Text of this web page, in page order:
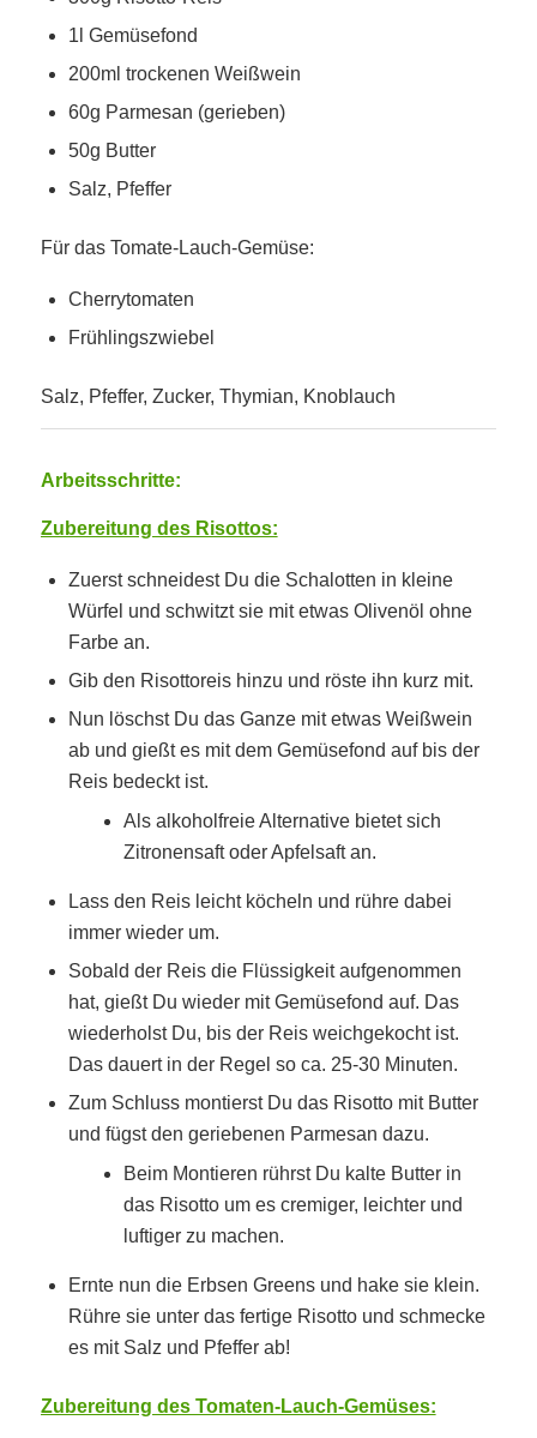
1l Gemüsefond
200ml trockenen Weißwein
60g Parmesan (gerieben)
50g Butter
Salz, Pfeffer
Für das Tomate-Lauch-Gemüse:
Cherrytomaten
Frühlingszwiebel
Salz, Pfeffer, Zucker, Thymian, Knoblauch
Arbeitsschritte:
Zubereitung des Risottos:
Zuerst schneidest Du die Schalotten in kleine
Würfel und schwitzt sie mit etwas Olivenöl ohne
Farbe an.
Gib den Risottoreis hinzu und röste ihn kurz mit.
Nun löschst Du das Ganze mit etwas Weißwein
ab und gießt es mit dem Gemüsefond auf bis der
Reis bedeckt ist.
Als alkoholfreie Alternative bietet sich
Zitronensaft oder Apfelsaft an.
Lass den Reis leicht köcheln und rühre dabei
immer wieder um.
Sobald der Reis die Flüssigkeit aufgenommen
hat, gießt Du wieder mit Gemüsefond auf. Das
wiederholst Du, bis der Reis weichgekocht ist.
Das dauert in der Regel so ca. 25-30 Minuten.
Zum Schluss montierst Du das Risotto mit Butter
und fügst den geriebenen Parmesan dazu.
Beim Montieren rührst Du kalte Butter in
das Risotto um es cremiger, leichter und
luftiger zu machen.
Ernte nun die Erbsen Greens und hake sie klein.
Rühre sie unter das fertige Risotto und schmecke
es mit Salz und Pfeffer ab!
Zubereitung des Tomaten-Lauch-Gemüses: